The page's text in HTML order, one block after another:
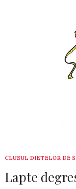
CLUBUL DIETELOR DE
Lapte